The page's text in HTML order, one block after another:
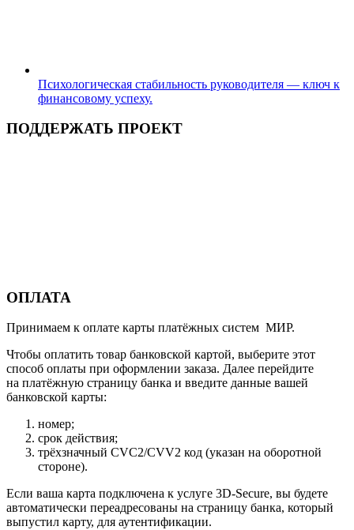
Психологическая стабильность руководителя — ключ к
финансовому успеху.
ПОДДЕРЖАТЬ ПРОЕКТ
ОПЛАТА
Принимаем к оплате карты платёжных систем МИР.
Чтобы оплатить товар банковской картой, выберите этот
способ оплаты при оформлении заказа. Далее перейдите
на платёжную страницу банка и введите данные вашей
банковской карты:
номер;
срок действия;
трёхзначный CVC2/CVV2 код (указан на оборотной
стороне).
Если ваша карта подключена к услуге 3D-Secure, вы будете
автоматически переадресованы на страницу банка, который
выпустил карту, для аутентификации.